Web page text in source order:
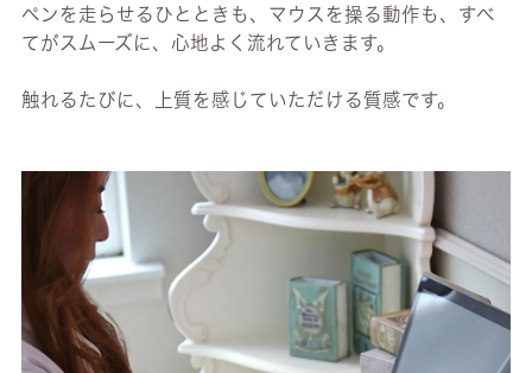
ペンを走らせるひとときも、マウスを操る動作も、すべ
てがスムーズに、心地よく流れていきます。
触れるたびに、上質を感じていただける質感です。